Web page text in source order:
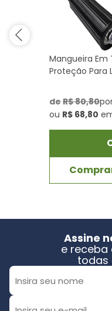
Mangueira Em
Proteção Para
de R$ 80,80
ou R$ 68,80
Assine
e receba
todas